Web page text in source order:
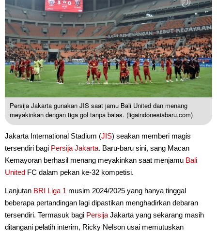
Persija Jakarta gunakan JIS saat jamu Bali United dan menang
meyakinkan dengan tiga gol tanpa balas. (ligaindonesiabaru.com)
Jakarta International Stadium (JIS) seakan memberi magis
tersendiri bagi Persija Jakarta. Baru-baru sini, sang Macan
Kemayoran berhasil menang meyakinkan saat menjamu Bali
United FC dalam pekan ke-32 kompetisi.
Lanjutan BRI Liga 1 musim 2024/2025 yang hanya tinggal
beberapa pertandingan lagi dipastikan menghadirkan debaran
tersendiri. Termasuk bagi Persija Jakarta yang sekarang masih
ditangani pelatih interim, Ricky Nelson usai memutuskan